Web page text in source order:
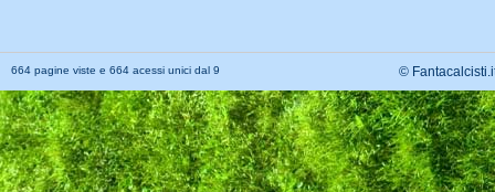
664 pagine viste e 664 acessi unici dal 9 ©